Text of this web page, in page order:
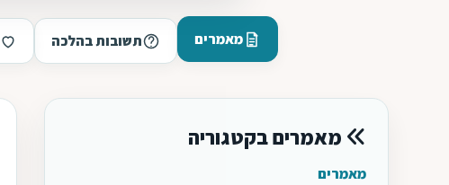
מאמרים תשובות בהלכה
מאמרים בקטגוריה
מאמרים